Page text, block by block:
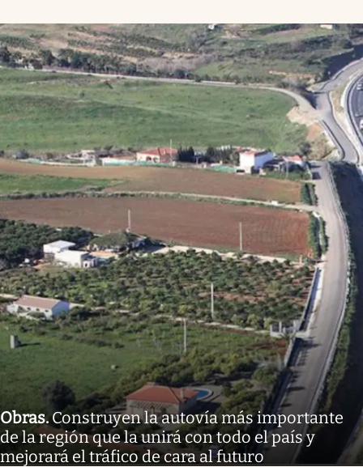
Obras.Construyen la autovía más importante
de la región que la unirá con todo el país y
mejorará el tráfico de cara al futuro